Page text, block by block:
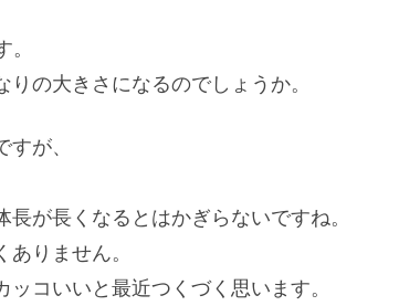
の大きさになるのでしょうか。
が、
が長くなるとはかぎらないですね。
りません。
コいいと最近つくづく思います。